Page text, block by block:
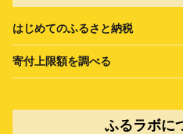
はじめてのふるさと納税
寄付上限額を調べる
ふるラボに